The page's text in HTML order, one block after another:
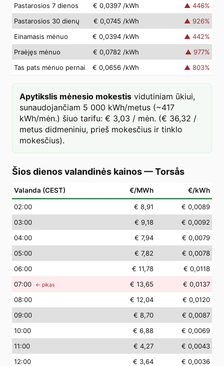
Pastarosios 7 dienos
€ 0,0397 /kWh ▲ 446%
Pastarosios 30 dienų
€ 0,0745 /kWh ▲ 926%
Einamasis mėnuo
€ 0,0394 /kWh ▲ 442%
Praėjęs mėnuo
€ 0,0782 /kWh ▲ 977%
Tas pats mėnuo pernai
€ 0,0656 /kWh ▲ 803%
Apytikslis mėnesio mokestis vidutiniam ūkiui,
sunaudojančiam 5 000 kWh/metus (~417
kWh/mėn.) šiuo tarifu: € 3,03 / mėn. (€ 36,32 /
metus didmeniniu, prieš mokesčius ir tinklo
mokesčius).
Šios dienos valandinės kainos—Torsås
Valanda (CEST) €/MWh €/kWh
02:00 € 8,91
€ 0,0089
03:00 € 9,18
€ 0,0092
04:00 € 7,94
€ 0,0079
05:00 € 7,82
€ 0,0078
06:00 € 11,78
€ 0,0118
07:00 ← pikas € 13,65
€ 0,0137
08:00 € 12,04
€ 0,0120
09:00 € 8,70
€ 0,0087
10:00 € 6,88
€ 0,0069
11:00 € 4,27
€ 0,0043
12:00 € 3,64
€ 0,0036